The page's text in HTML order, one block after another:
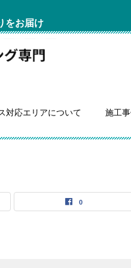
をお届け
対応エリアについて 施工事
0